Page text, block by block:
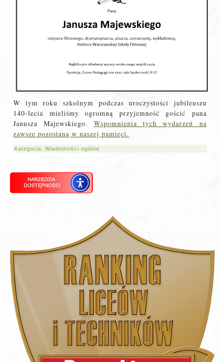
W tym roku szkolnym podczas uroczystości jubileuszu
140-lecia mieliśmy ogromną przyjemność gościć pana
Janusza Majewskiego. Wspomnienia tych wydarzeń na
zawsze pozostaną w naszej pamięci.
Kategoria:Wiadomości ogólne